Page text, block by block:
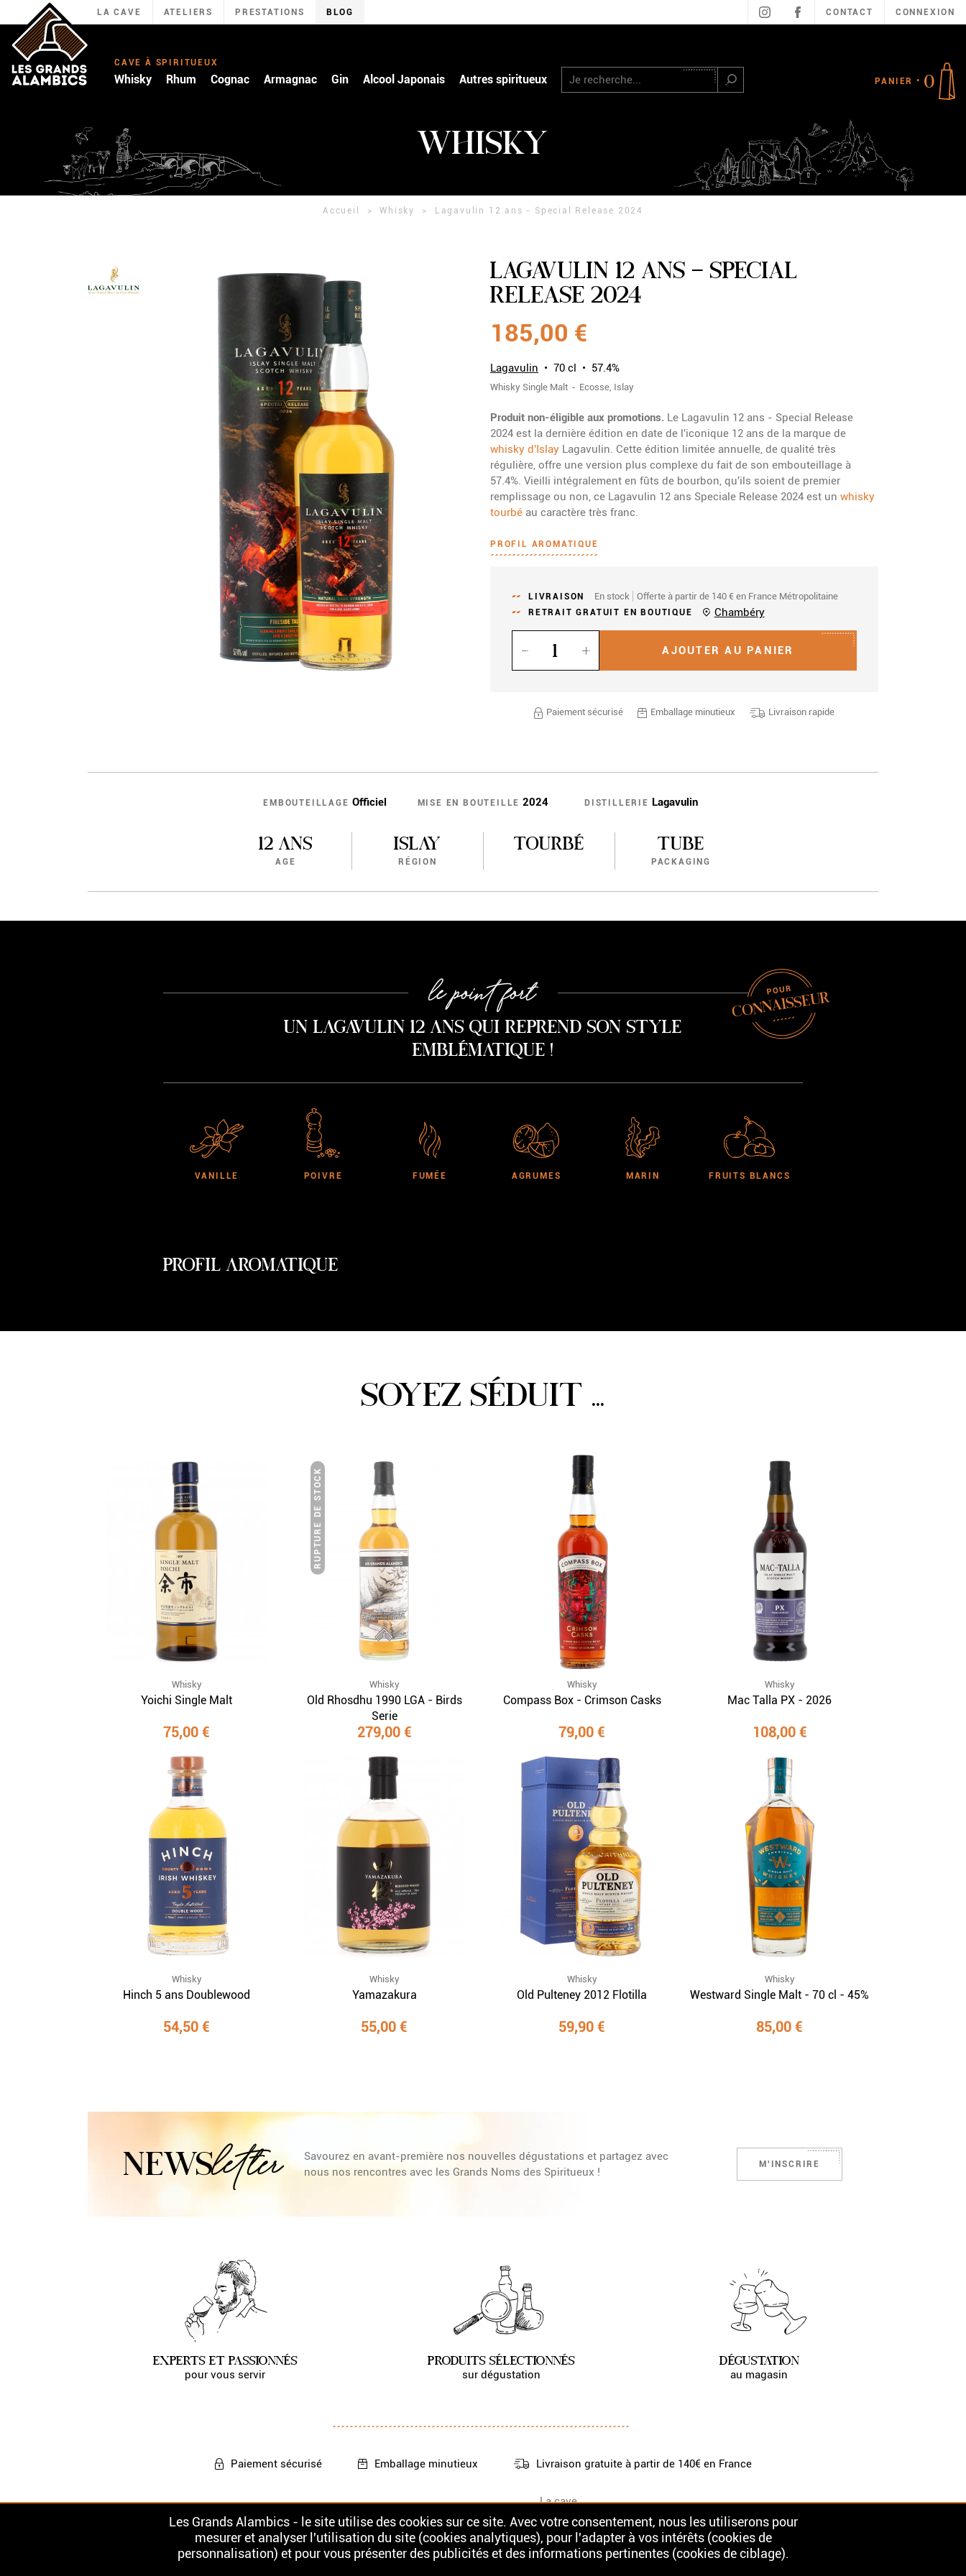
LA CAVE ATELIERS PRESTATIONS BLOG CONTACT CONNEXION
CAVE À SPIRITUEUX
Whisky Rhum Cognac Armagnac Gin Alcool Japonais Autres spiritueux Rechercher PANIER 0
WHISKY
Accueil Whisky Lagavulin 12 ans - Special Release 2024
LAGAVULIN 12 ANS - SPECIAL
RELEASE 2024
185,00 €
Lagavulin 70 cl 57.4%
Whisky Single Malt Ecosse Islay
Produit non-éligible aux promotions. Le Lagavulin 12 ans - Special Release
2024 est la dernière édition en date de l'iconique 12 ans de la marque de
whisky d'Islay Lagavulin. Cette édition limitée annuelle, de qualité très
régulière, offre une version plus complexe du fait de son embouteillage à
57.4%. Vieilli intégralement en fûts de bourbon, qu'ils soient de premier
remplissage ou non, ce Lagavulin 12 ans Speciale Release 2024 est un whisky
tourbé au caractère très franc.
PROFIL AROMATIQUE
LIVRAISON En stock Offerte à partir de 140 € en France Métropolitaine
RETRAIT GRATUIT EN BOUTIQUE
Chambéry
AJOUTER AU PANIER
Paiement sécurisé Emballage minutieux Livraison rapide
EMBOUTEILLAGE Officiel MISE EN BOUTEILLE 2024 DISTILLERIE Lagavulin
12 ANS
AGE
ISLAY
RÉGION
TOURBÉ TUBE
PACKAGING
le point fort
Un Lagavulin 12 ans qui reprend son style
emblématique !
CONNAISSEUR
VANILLE POIVRE FUMÉE AGRUMES MARIN FRUITS BLANCS
PROFIL AROMATIQUE
SOYEZ SÉDUIT ...
Whisky
Yoichi Single Malt
75,00 €
RUPTURE DE STOCK
Whisky
Old Rhosdhu 1990 LGA - Birds
Serie
279,00 €
Whisky
Compass Box - Crimson Casks
79,00 €
Whisky
Mac Talla PX - 2026
108,00 €
Whisky
Hinch 5 ans Doublewood
54,50 €
Whisky
Yamazakura
55,00 €
Whisky
Old Pulteney 2012 Flotilla
59,90 €
Whisky
Westward Single Malt - 70 cl - 45%
85,00 €
NEWSletter
Savourez en avant-première nos nouvelles dégustations et partagez avec
nous nos rencontres avec les Grands Noms des Spiritueux !
M'INSCRIRE
EXPERTS ET PASSIONNÉS
pour vous servir
PRODUITS SÉLECTIONNÉS
sur dégustation
DÉGUSTATION
au magasin
Paiement sécurisé Emballage minutieux Livraison gratuite à partir de 140€ en France
Nos Rhums
La cave
Contact
Les Grands Alambics - le site utilise des cookies sur ce site. Avec votre consentement, nous les utiliserons pour
mesurer et analyser l'utilisation du site (cookies analytiques), pour l'adapter à vos intérêts (cookies de
personnalisation) et pour vous présenter des publicités et des informations pertinentes (cookies de ciblage).